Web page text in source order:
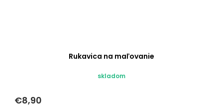
Rukavica na maľovanie
skladom
€8,90